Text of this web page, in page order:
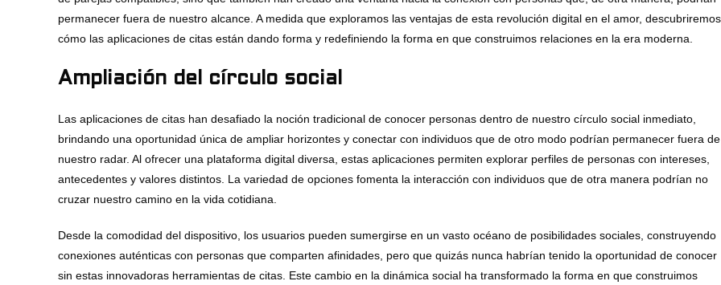
permanecer fuera de nuestro alcance. A medida que exploramos las ventajas de esta revolución digital en el amor, descubriremos
cómo las aplicaciones de citas están dando forma y redefiniendo la forma en que construimos relaciones en la era moderna.
Ampliación del círculo social
Las aplicaciones de citas han desafiado la noción tradicional de conocer personas dentro de nuestro círculo social inmediato,
brindando una oportunidad única de ampliar horizontes y conectar con individuos que de otro modo podrían permanecer fuera de
nuestro radar. Al ofrecer una plataforma digital diversa, estas aplicaciones permiten explorar perfiles de personas con intereses,
antecedentes y valores distintos. La variedad de opciones fomenta la interacción con individuos que de otra manera podrían no
cruzar nuestro camino en la vida cotidiana.
Desde la comodidad del dispositivo, los usuarios pueden sumergirse en un vasto océano de posibilidades sociales, construyendo
conexiones auténticas con personas que comparten afinidades, pero que quizás nunca habrían tenido la oportunidad de conocer
sin estas innovadoras herramientas de citas. Este cambio en la dinámica social ha transformado la forma en que construimos